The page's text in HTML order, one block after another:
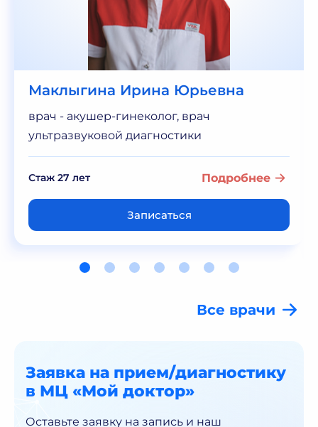
Маклыгина Ирина Юрьевна
врач - акушер-гинеколог, врач
ультразвуковой диагностики
Стаж 27 лет Подробнее
Записаться
Все врачи
Заявка на прием/диагностику
в МЦ «Мой доктор»
Оставьте заявку на запись и наш